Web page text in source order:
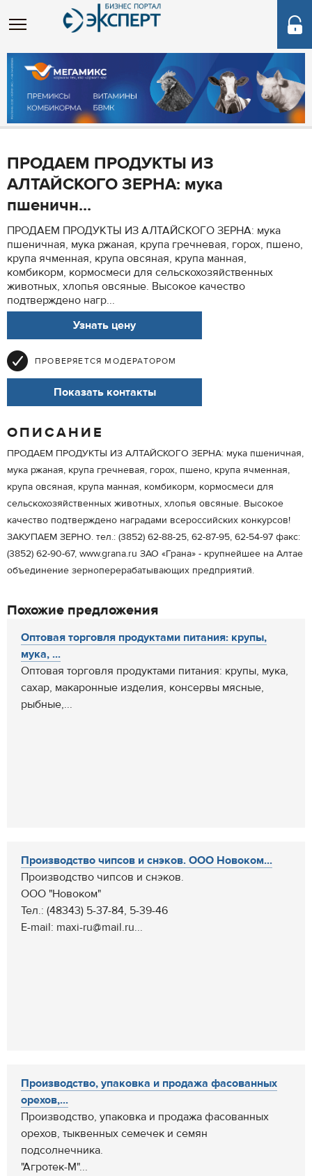
ПРОДАЕМ ПРОДУКТЫ ИЗ
АЛТАЙСКОГО ЗЕРНА: мука
пшеничн...
ПРОДАЕМ ПРОДУКТЫ ИЗ АЛТАЙСКОГО ЗЕРНА: мука
пшеничная, мука ржаная, крупа гречневая, горох, пшено,
крупа ячменная, крупа овсяная, крупа манная,
комбикорм, кормосмеси для сельскохозяйственных
животных, хлопья овсяные. Высокое качество
подтверждено нагр...
Узнать цену
ПРОВЕРЯЕТСЯ МОДЕРАТОРОМ
Показать контакты
ОПИСАНИЕ
ПРОДАЕМ ПРОДУКТЫ ИЗ АЛТАЙСКОГО ЗЕРНА: мука пшеничная,
мука ржаная, крупа гречневая, горох, пшено, крупа ячменная,
крупа овсяная, крупа манная, комбикорм, кормосмеси для
сельскохозяйственных животных, хлопья овсяные. Высокое
качество подтверждено наградами всероссийских конкурсов!
ЗАКУПАЕМ ЗЕРНО. тел.: (3852) 62-88-25, 62-87-95, 62-54-97 факс:
(3852) 62-90-67, www.grana.ru ЗАО «Грана» - крупнейшее на Алтае
объединение зерноперерабатывающих предприятий.
Похожие предложения
Оптовая торговля продуктами питания: крупы,
мука, ...
Оптовая торговля продуктами питания: крупы, мука,
сахар, макаронные изделия, консервы мясные,
рыбные,...
Производство чипсов и снэков. ООО Новоком...
Производство чипсов и снэков.
ООО "Новоком"
Тел.: (48343) 5-37-84, 5-39-46
E-mail: maxi-ru@mail.ru...
Производство, упаковка и продажа фасованных
орехов,...
Производство, упаковка и продажа фасованных
орехов, тыквенных семечек и семян
подсолнечника.
"Агротек-М"...